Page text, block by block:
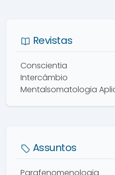
Revistas
Conscientia
Intercâmbio
Mentalsomatologia
Assuntos